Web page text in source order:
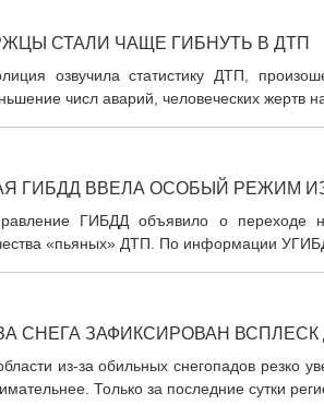
СТАЛИ ЧАЩЕ ГИБНУТЬ В ДТП
озвучила статистику ДТП,
числ аварий, человеческих жертв
ГИБДД ВВЕЛА ОСОБЫЙ РЕЖИМ
ГИБДД объявило о
«пьяных» ДТП. По информации
СНЕГА ЗАФИКСИРОВАН ВСПЛЕСК
из-за обильных снегопадов резко
Только за последние сутки